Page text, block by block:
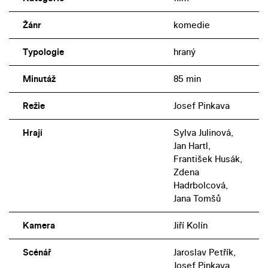
prázdninový příběh se sympatickými hrdiny. Titulní roli
v příjemném snímku ztvárnila neherečka Sylva Julinová,
partu studenta Petra se ujal Jan Hartl. V roličce Roberta
debutuje před filmovou kamerou tehdy dvacetiletý
Žánr komedie
Typologie hraný
Minutáž 85 min
Režie Josef Pinkava
Hrají
Sylva Julinová,
Jan Hartl,
František Husák,
Zdena
Hadrbolcová,
Jana Tomšů
Kamera Jiří Kolín
Scénář
Jaroslav Petřík,